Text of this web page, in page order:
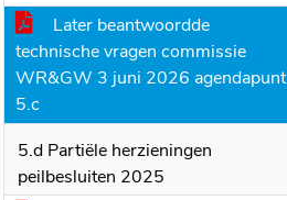
Later beantwoordde
technische vragen commissie
WR&GW 3 juni 2026 agendapunt
5.c
5.d Partiële herzieningen
peilbesluiten 2025